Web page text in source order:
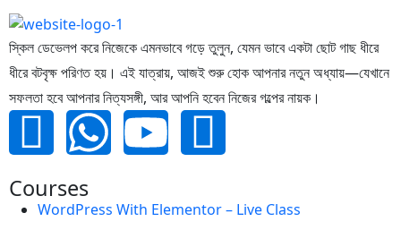
স্কিল ডেভেলপ করে নিজেকে এমনভাবে গড়ে তুলুন, যেমন ভাবে একটা ছোট গাছ ধীরে
ধীরে বটবৃক্ষ পরিণত হয়। এই যাত্রায়, আজই শুরু হোক আপনার নতুন অধ্যায়—যেখানে
সফলতা হবে আপনার নিত্যসঙ্গী, আর আপনি হবেন নিজের গল্পের নায়ক।
Courses
WordPress With Elementor – Live Class